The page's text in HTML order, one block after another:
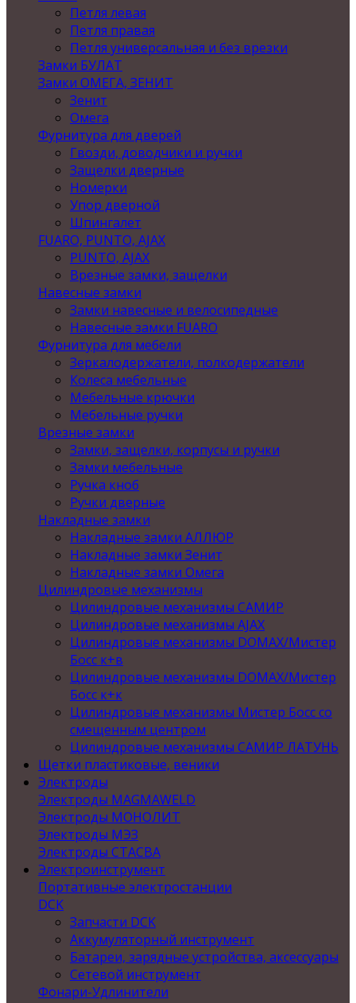
Петля левая
Петля правая
Петля универсальная и без врезки
Замки БУЛАТ
Замки ОМЕГА, ЗЕНИТ
Зенит
Омега
Фурнитура для дверей
Гвозди, доводчики и ручки
Защелки дверные
Номерки
Упор дверной
Шпингалет
FUARO, PUNTO, AJAX
PUNTO, AJAX
Врезные замки, защелки
Навесные замки
Замки навесные и велосипедные
Навесные замки FUARO
Фурнитура для мебели
Зеркалодержатели, полкодержатели
Колеса мебельные
Мебельные крючки
Мебельные ручки
Врезные замки
Замки, защелки, корпусы и ручки
Замки мебельные
Ручка кноб
Ручки дверные
Накладные замки
Накладные замки АЛЛЮР
Накладные замки Зенит
Накладные замки Омега
Цилиндровые механизмы
Цилиндровые механизмы САМИР
Цилиндровые механизмы AJAX
Цилиндровые механизмы DOMAX/Мистер
Босс к+в
Цилиндровые механизмы DOMAX/Мистер
Босс к+к
Цилиндровые механизмы Мистер Босс со
смещенным центром
Цилиндровые механизмы САМИР ЛАТУНЬ
Щетки пластиковые, веники
Электроды
Электроды MAGMAWELD
Электроды МОНОЛИТ
Электроды МЭЗ
Электроды СТАСВА
Электроинструмент
Портативные электростанции
DCK
Запчасти DCK
Аккумуляторный инструмент
Батареи, зарядные устройства, аксессуары
Сетевой инструмент
Фонари-Удлинители